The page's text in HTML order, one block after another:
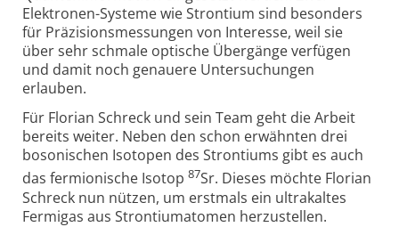
Elektronen-Systeme wie Strontium sind besonders
für Präzisionsmessungen von Interesse, weil sie
über sehr schmale optische Übergänge verfügen
und damit noch genauere Untersuchungen
erlauben.
Für Florian Schreck und sein Team geht die Arbeit
bereits weiter. Neben den schon erwähnten drei
bosonischen Isotopen des Strontiums gibt es auch
das fermionische Isotop 87Sr. Dieses möchte Florian
Schreck nun nützen, um erstmals ein ultrakaltes
Fermigas aus Strontiumatomen herzustellen.